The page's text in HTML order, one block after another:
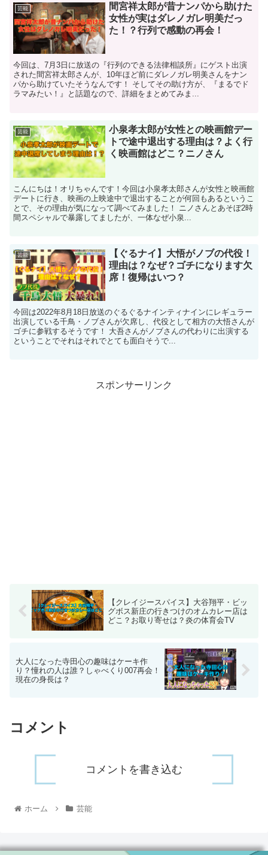
芸能
間宮祥太郎が昔ナンパから助けた
女性が実はダレノガレ明美だっ
た！？行列で感動の再会！
今回は、7月3日に放送の『行列のできる法律相談所』にゲスト出演
された間宮祥太郎さんが、10年ほど前にダレノガレ明美さんをナン
パから助けていたそうなんです！ そしてその助け方が、『まるでド
ラマみたい！』と話題なので、詳細をまとめてみま...
芸能
小泉孝太郎が女性との映画館デー
トで途中退出する理由は？よく行
く映画館はどこ？ニノさん
こんにちは！オリちゃんです！今回は小泉孝太郎さんが女性と映画館
デートに行き、映画の上映途中で退出することが何回もあるというこ
とで、その理由が気になって調べてみました！ ニノさんとあそぼ2時
間スペシャルで暴露してましたが、一体なぜ小泉...
芸能
【ぐるナイ】大悟がノブの代役！
理由は？なぜ？ゴチになります欠
席！復帰はいつ？
今回は2022年8月18日放送のぐるぐるナインティナインにレギュラー
出演している千鳥・ノブさんが欠席し、代役として相方の大悟さんが
ゴチに参戦するそうです！ 大吾さんがノブさんの代わりに出演する
ということでそれはそれでとても面白そうで...
スポンサーリンク
【クレイジースパイス】大谷翔平・ビッ
グボス新庄の行きつけのオムカレー店は
どこ？お取り寄せは？炎の体育会TV
大人になった寺田心の趣味はケーキ作
り？憧れの人は誰？しゃべくり007再会！
現在の身長は？
コメント
コメントを書き込む
ホーム 芸能